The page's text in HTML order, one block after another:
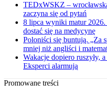
TEDxWSKZ –
zaczyna się od pytań
8 lipca wyniki matur
dostać się na medycynę
Poloniści się buntują. „Za
mniej niż angliści i
Wakacje dopiero ruszyły,
Eksperci alarmują
Promowane treści